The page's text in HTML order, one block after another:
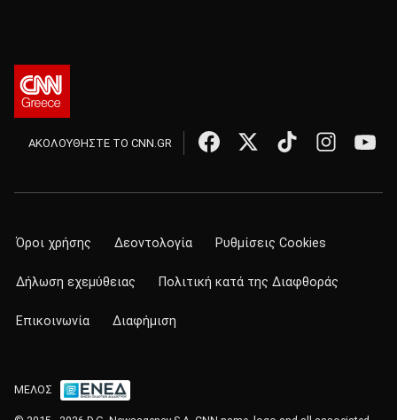
ΑΚΟΛΟΥΘΗΣΤΕ ΤΟ CNN.GR
Όροι χρήσης Δεοντολογία Ρυθμίσεις Cookies
Δήλωση εχεμύθειας Πολιτική κατά της Διαφθοράς
Επικοινωνία Διαφήμιση
ΜΕΛΟΣ